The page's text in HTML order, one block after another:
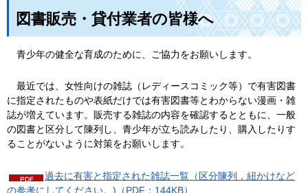
図書販売・貸付業者の皆様へ
青少年の健全な育成のために、ご協力をお願いします。
最近では、女性向けの雑誌（レディースコミック等）で有害図書
に指定されたものや表紙だけでは有害図書等とわからない漫画・雑
誌が増えています。販売する雑誌の内容を確認するとともに、一般
の図書と区分して陳列し、青少年が立ち読みしたり、購入したりす
ることがないように対策をお願いします。
過去に有害と指定された雑誌一覧（区分陳列，紐かけなど
の参考にしてください。)（PDF：144KB）